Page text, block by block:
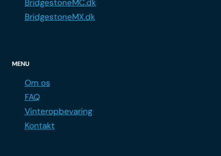
BridgestoneMC.dk
BridgestoneMX.dk
MENU
Om os
FAQ
Vinteropbevaring
Kontakt